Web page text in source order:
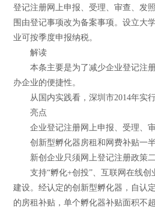
登记注册网上申报、受理、审查、发
围由登记事项改为备案事项。设立大
业可按季度申报纳税。
解读
本条主要是为了减少企业登记注册
办企业的便捷性。
从国内实践看，深圳市2014年实行
亮点
企业登记注册网上申报、受理、审
创新型孵化器房租和网费补贴一
新创企业只须网上登记注册政策二
支持“孵化+创投”、互联网在线创
建设。经认定的创新型孵化器，自认
的房租补贴，单个孵化器补贴面积不